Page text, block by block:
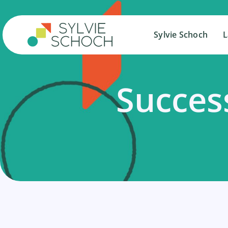
contenuto
Sylvie Schoch
Sylvie Schoch